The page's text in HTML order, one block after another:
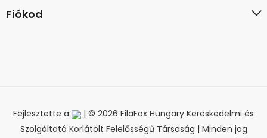
Fiókod
Fejlesztette a
| © 2026 FilaFox Hungary Kereskedelmi és
Szolgáltató Korlátolt Felelősségű Társaság | Minden jog